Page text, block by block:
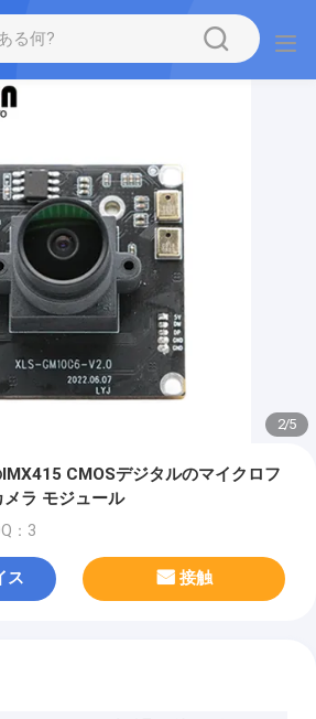
2/5
CMOSデジタルのマイクロフ
ラ モジュール
：3
ス 接触